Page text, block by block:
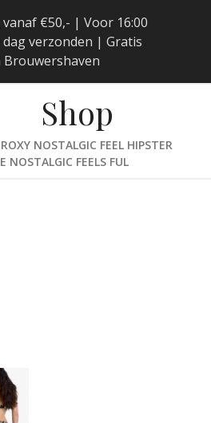
€50,- | Voor 16:00
dag verzonden | Gratis
Shop
ROXY NOSTALGIC FEEL HIPSTER
NOSTALGIC FEELS FUL